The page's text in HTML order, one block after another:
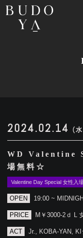
2024.02.14 (
WD Valentine
場無料☆
Valentine Day Special 女性入
OPEN 19:00 ~
PRICE M￥3000-2ｄ L
ACT Jr., KOBA-YAN,